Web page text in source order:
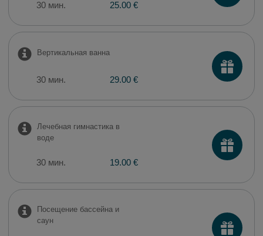
30 мин. 25.00 €
Вертикальная ванна
30 мин. 29.00 €
Лечебная гимнастика в
воде
30 мин. 19.00 €
Посещение бассейна и
саун